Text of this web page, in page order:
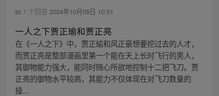
1 个回答 2024年10月05日 10:51
一人之下贾正瑜和贾正亮
在《一人之下》中，贾正瑜和风正豪想要挖过去的人才，
而贾正亮是整部漫画里第一个能在天上长时飞行的男人，
其御物能力强大，能同时随心所欲地控制十二把飞刀。贾
正亮的御物水平较高，其能力不仅体现在对飞刀数量的
操...